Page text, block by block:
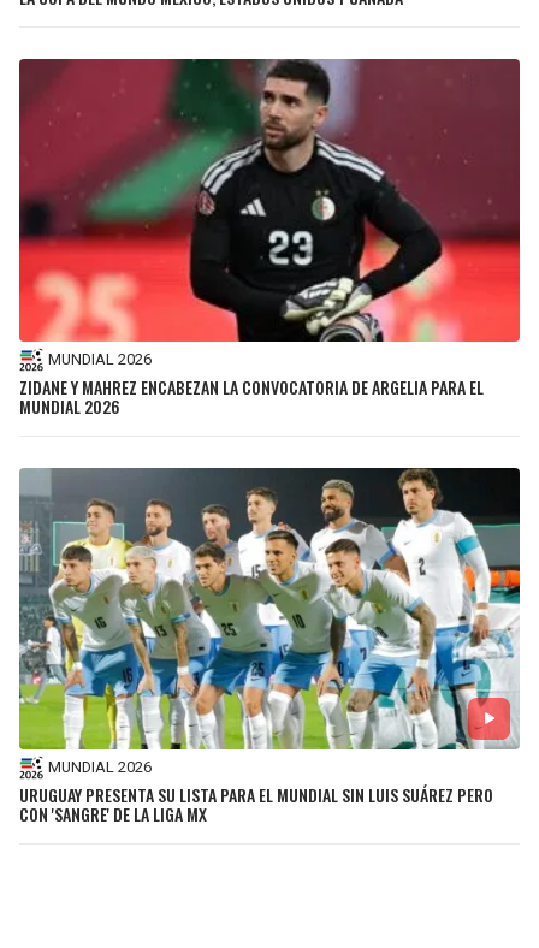
MUNDIAL 2026
ZIDANE Y MAHREZ ENCABEZAN LA CONVOCATORIA DE ARGELIA PARA EL
MUNDIAL 2026
MUNDIAL 2026
URUGUAY PRESENTA SU LISTA PARA EL MUNDIAL SIN LUIS SUÁREZ PERO
CON 'SANGRE' DE LA LIGA MX